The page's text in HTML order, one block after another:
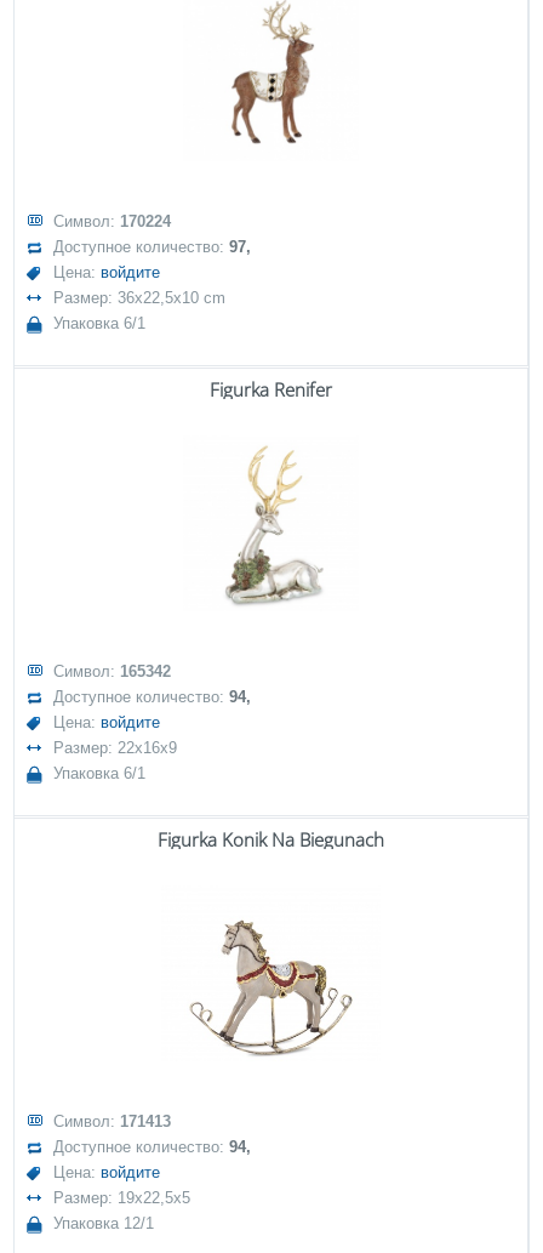
Символ: 170224
Доступное количество:97,
Цена: войдите
Размер: 36x22,5x10 cm
Упаковка 6/1
Figurka Renifer
Символ: 165342
Доступное количество:94,
Цена: войдите
Размер: 22x16x9
Упаковка 6/1
Figurka Konik Na Biegunach
Символ: 171413
Доступное количество:94,
Цена: войдите
Размер: 19x22,5x5
Упаковка 12/1